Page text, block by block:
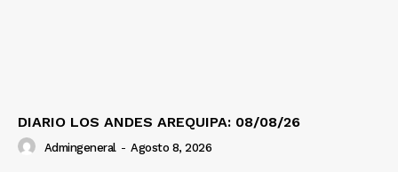
DIARIO LOS ANDES AREQUIPA: 08/08/26
Admingeneral - Agosto 8, 2026